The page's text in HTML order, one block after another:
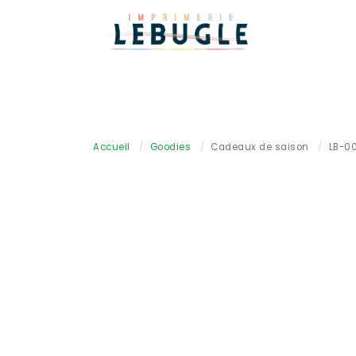
Accueil / Goodies / Cadeaux de saison / LB-